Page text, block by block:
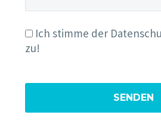
Ich stimme der
zu!